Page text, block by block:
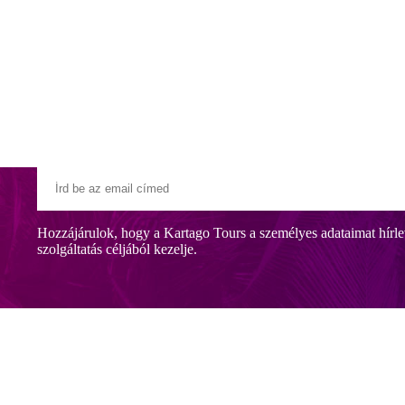
fekszik, kb. 3 km-re Side központjától, ahol számos
Hozzájárulok, hogy a Kartago Tours a személyes adataimat
szolgáltatás céljából kezelje.